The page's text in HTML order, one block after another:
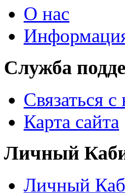
О нас
Служба
Связаться
Карта сайта
Личный
Личный